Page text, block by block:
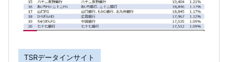
TSRデータインサイト